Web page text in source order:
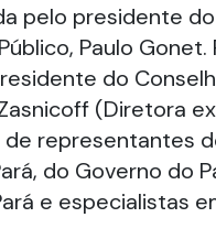
pelo presidente
Paulo
do
(Diretora
de representantes
do Governo do
e especialistas